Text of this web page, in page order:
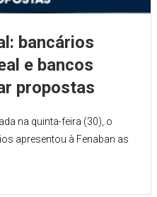
bancários
e bancos
propostas
na quinta-feira (30), o
apresentou à Fenaban as